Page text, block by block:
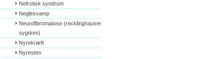
Nefrotisk syndrom
Neglesvamp
Neurofibromatose (recklinghausens
sygdom)
Nyrekræft
Nyresten